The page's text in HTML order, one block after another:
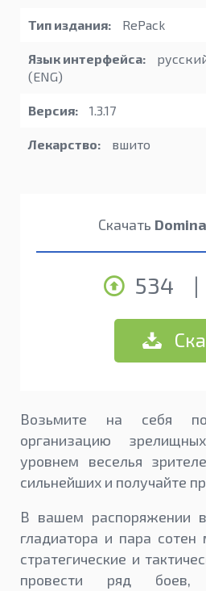
Тип издания: RePack
Язык интерфейса:
(ENG)
Версия: 1.3.17
Лекарство: вшито
Скачать Domina
534 |
Возьмите на себя
организацию
уровнем веселья
сильнейших и получайте
В вашем распоряжении
гладиатора и пара сотен
стратегические и
провести ряд